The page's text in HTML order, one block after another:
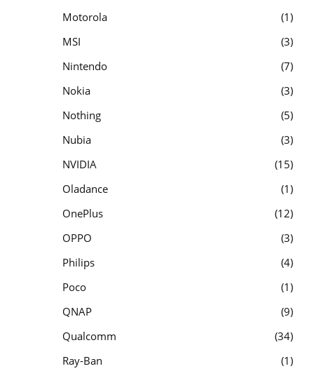
Motorola
1
MSI
3
Nintendo
7
Nokia
3
Nothing
5
Nubia
3
NVIDIA
15
Oladance
1
OnePlus
12
OPPO
3
Philips
4
Poco
1
QNAP
9
Qualcomm
34
Ray-Ban
1